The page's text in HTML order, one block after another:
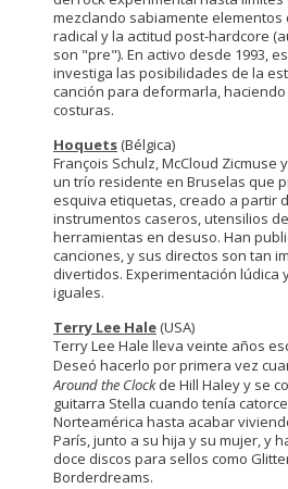
mezclando sabiamente elementos
radical y la actitud post-hardcore
son "pre"). En activo desde 1993,
investiga las posibilidades de la
canción para deformarla,
costuras.
Hoquets (Bélgica)
François Schulz, McCloud Zicmuse
un trío residente en Bruselas que
esquiva etiquetas, creado a partir
instrumentos caseros, utensilios
herramientas en desuso. Han
canciones, y sus directos son tan
divertidos. Experimentación lúdica
iguales.
Terry Lee Hale (USA)
Terry Lee Hale lleva veinte años
Deseó hacerlo por primera vez
Around the Clockde Hill Haley y se
guitarra Stella cuando tenía
Norteamérica hasta acabar
París, junto a su hija y su mujer, y
doce discos para sellos como
Borderdreams.